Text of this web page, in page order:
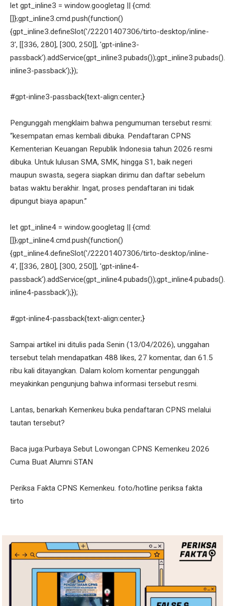
let gpt_inline3 = window.googletag || {cmd:
[]};gpt_inline3.cmd.push(function()
{gpt_inline3.defineSlot('/22201407306/tirto-desktop/inline-
3', [[336, 280], [300, 250]], 'gpt-inline3-
inline3-passback');});
#gpt-inline3-passback{text-align:center;}
Pengunggah mengklaim bahwa pengumuman tersebut resmi:
“kesempatan emas kembali dibuka. Pendaftaran CPNS
Kementerian Keuangan Republik Indonesia tahun 2026 resmi
dibuka. Untuk lulusan SMA, SMK, hingga S1, baik negeri
maupun swasta, segera siapkan dirimu dan daftar sebelum
batas waktu berakhir. Ingat, proses pendaftaran ini tidak
dipungut biaya apapun.”
let gpt_inline4 = window.googletag || {cmd:
[]};gpt_inline4.cmd.push(function()
{gpt_inline4.defineSlot('/22201407306/tirto-desktop/inline-
4', [[336, 280], [300, 250]], 'gpt-inline4-
inline4-passback');});
#gpt-inline4-passback{text-align:center;}
Sampai artikel ini ditulis pada Senin (13/04/2026), unggahan
tersebut telah mendapatkan 488 likes, 27 komentar, dan 61.5
ribu kali ditayangkan. Dalam kolom komentar pengunggah
meyakinkan pengunjung bahwa informasi tersebut resmi.
Lantas, benarkah Kemenkeu buka pendaftaran CPNS melalui
tautan tersebut?
Baca juga:Purbaya Sebut Lowongan CPNS Kemenkeu 2026
Cuma Buat Alumni STAN
Periksa Fakta CPNS Kemenkeu. foto/hotline periksa fakta
tirto